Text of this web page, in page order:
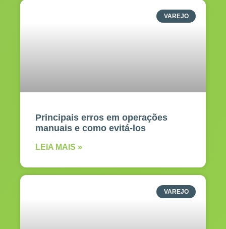
VAREJO
Principais erros em operações
manuais e como evitá-los
LEIA MAIS »
VAREJO